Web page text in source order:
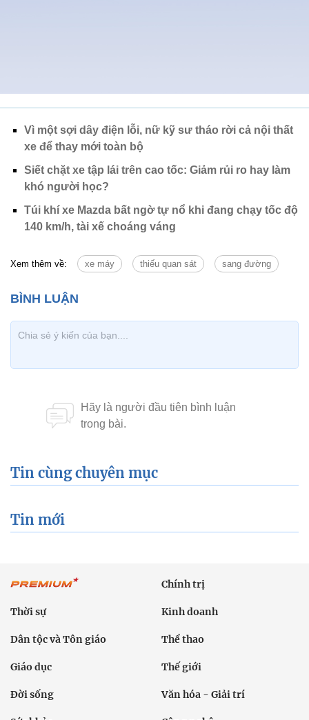
Vì một sợi dây điện lỗi, nữ kỹ sư tháo rời cả nội thất
xe để thay mới toàn bộ
Siết chặt xe tập lái trên cao tốc: Giảm rủi ro hay làm
khó người học?
Túi khí xe Mazda bất ngờ tự nổ khi đang chạy tốc độ
140 km/h, tài xế choáng váng
Xem thêm về: xe máy thiếu quan sát sang đường
Tin cùng chuyên mục
Tin mới
Chính trị
Thời sự Kinh doanh
Dân tộc và Tôn giáo Thể thao
Giáo dục Thế giới
Đời sống Văn hóa - Giải trí